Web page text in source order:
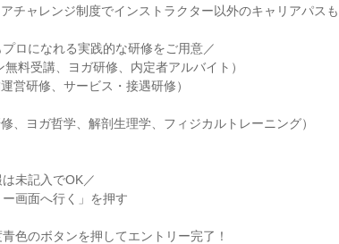
チャレンジ制度でインストラクター以外のキャリアパス
ロになれる実践的な研修をご用意／
料受講、ヨガ研修、内定者アルバイト）
営研修、サービス・接遇研修）
、ヨガ哲学、解剖生理学、フィジカルトレーニング）
未記入でOK／
画面へ行く」を押す
色のボタンを押してエントリー完了！